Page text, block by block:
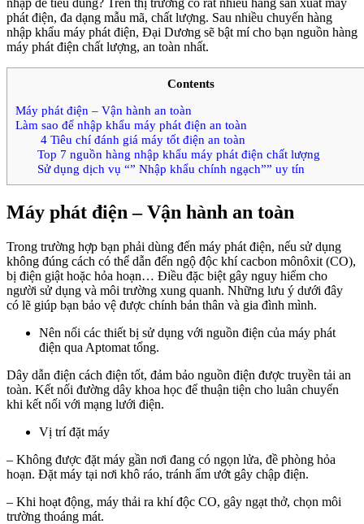
phát điện, đa dạng mẫu mã, chất lượng. Sau nhiều chuyến hàng
nhập khẩu máy phát điện, Đại Dương sẽ bật mí cho bạn nguồn hàng
máy phát điện chất lượng, an toàn nhất.
Contents
Máy phát điện – Vận hành an toàn
Làm sao để nhập khẩu máy phát điện an toàn
4 Tiêu chí đánh giá máy tốt điện an toàn
Top 7 nguồn hàng nhập khẩu máy phát điện chất lượng
Sử dụng dịch vụ “” Nhập khẩu chính ngạch”” uy tín
Máy phát điện – Vận hành an toàn
Trong trường hợp bạn phải dùng đến máy phát điện, nếu sử dụng
không đúng cách có thể dẫn đến ngộ độc khí cacbon mônôxit (CO),
bị điện giật hoặc hỏa hoạn… Điều đặc biệt gây nguy hiểm cho
người sử dụng và môi trường xung quanh. Những lưu ý dưới đây
có lẽ giúp bạn bảo vệ được chính bản thân và gia đình mình.
Nên nối các thiết bị sử dụng với nguồn điện của máy phát
điện qua Aptomat tổng.
Dây dẫn điện cách điện tốt, đảm bảo nguồn điện được truyền tải an
toàn. Kết nối đường dây khoa học để thuận tiện cho luân chuyển
khi kết nối với mạng lưới điện.
Vị trí đặt máy
– Không được đặt máy gần nơi đang có ngọn lửa, đề phòng hỏa
hoạn. Đặt máy tại nơi khô ráo, tránh ẩm ướt gây chập điện.
– Khi hoạt động, máy thải ra khí độc CO, gây ngạt thở, chọn môi
trường thoáng mát.